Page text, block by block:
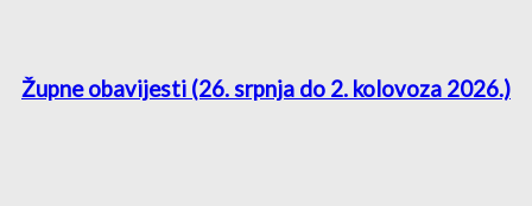
Župne obavijesti (26. srpnja do 2. kolovoza 2026.)